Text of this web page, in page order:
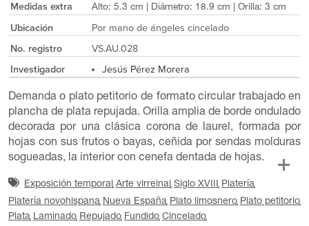
Medidas extra Alto: 5.3 cm | Diámetro: 18.9 cm | Orilla: 3 cm
Ubicación
Por mano de ángeles cincelado
No. registro
VS.AU.028
Investigador
Jesús Pérez Morera
Demanda o plato petitorio de formato circular trabajado en
plancha de plata repujada. Orilla amplia de borde ondulado
decorada por una clásica corona de laurel, formada por
hojas con sus frutos o bayas, ceñida por sendas molduras
sogueadas, la interior con cenefa dentada de hojas.
Exposición temporal Arte virreinal Siglo XVIII Platería
Platería novohispana Nueva España Plato limosnero Plato petitorio
Plata Laminado Repujado Fundido Cincelado